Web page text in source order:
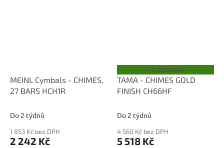
MEINL Cymbals - CHIMES,
27 BARS HCH1R
Do 2 týdnů
1 853 Kč bez DPH
2 242 Kč
Z
D
A
R
ZDARMA
TAMA - CHIMES GOLD
FINISH CH66HF
Do 2 týdnů
4 560 Kč bez DPH
5 518 Kč